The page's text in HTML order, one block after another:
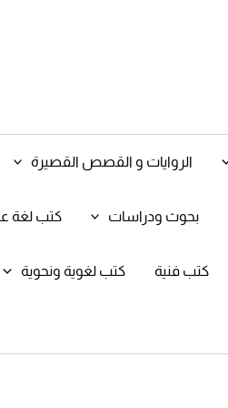
الروايات و القصص القصيرة
بحوث ودراسات كتب لغة
كتب فنية كتب لغوية ونحوية